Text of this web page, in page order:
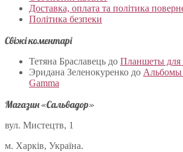
Доставка, оплата та політика
Політика безпеки
Свіжі коментарі
Тетяна Браславець до Планшеты для
Эридана Зеленокуренко до Альбомы
Gamma
Магазин «Сальвадор»
вул. Мистецтв, 1
м. Харків, Україна.